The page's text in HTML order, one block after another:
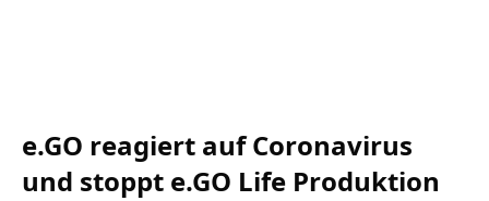
e.GO reagiert auf Coronavirus
und stoppt e.GO Life Produktion